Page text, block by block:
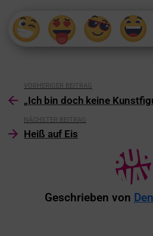
VORHERIGER BEITRAG
„Ich bin doch keine
NÄCHSTER BEITRAG
Heiß auf Eis
Geschrieben von